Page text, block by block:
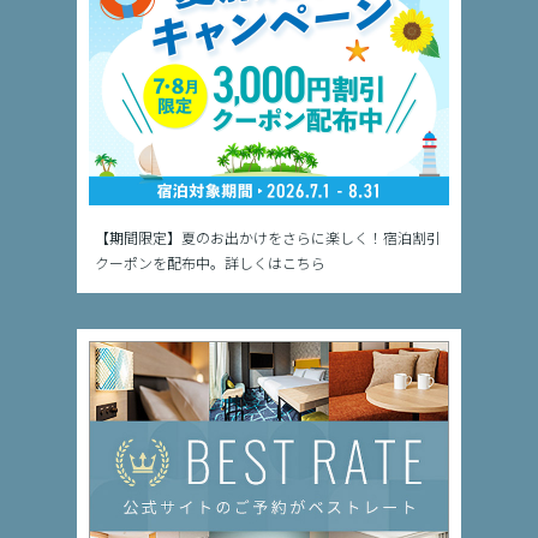
【期間限定】夏のお出かけをさらに楽しく！宿泊割引
クーポンを配布中。詳しくはこちら